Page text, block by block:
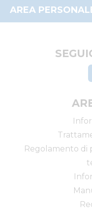
Perché comprare
Beni mobili
AREA
Il mio profilo
Regolamento di